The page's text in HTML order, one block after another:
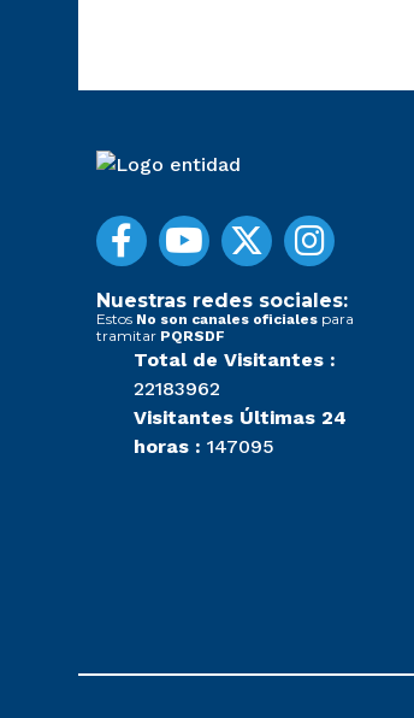
Nuestras redes sociales:
Estos No son canales oficiales para
tramitar PQRSDF
Total de Visitantes :
22183962
Visitantes Últimas 24
horas : 147095